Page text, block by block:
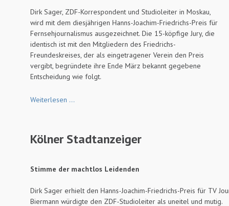
Dirk Sager, ZDF-Korrespondent und Studioleiter in Moskau,
wird mit dem diesjährigen Hanns-Joachim-Friedrichs-Preis für
Fernsehjournalismus ausgezeichnet. Die 15-köpfige Jury, die
identisch ist mit den Mitgliedern des Friedrichs-
Freundeskreises, der als eingetragener Verein den Preis
vergibt, begründete ihre Ende März bekannt gegebene
Entscheidung wie folgt.
Weiterlesen …
Kölner Stadtanzeiger
Stimme der machtlos Leidenden
Dirk Sager erhielt den Hanns-Joachim-Friedrichs-Preis für TV
Biermann würdigte den ZDF-Studioleiter als uneitel und mutig.